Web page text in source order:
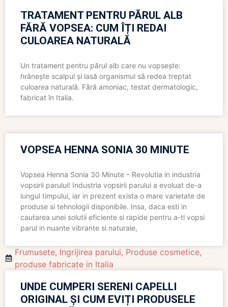
TRATAMENT PENTRU PĂRUL ALB
FĂRĂ VOPSEA: CUM ÎȚI REDAI
CULOAREA NATURALĂ
Un tratament pentru părul alb care nu vopsește:
hrănește scalpul și lasă organismul să redea treptat
culoarea naturală. Fără amoniac, testat dermatologic,
fabricat în Italia.
VOPSEA HENNA SONIA 30 MINUTE
Vopsea Henna Sonia 30 Minute – Revolutia in industria
vopsirii parului! Industria vopsirii parului a evoluat de-a
lungul timpului, iar in prezent exista o mare varietate de
produse si tehnologii disponibile. Insa, daca esti in
cautarea unei solutii eficiente si rapide pentru a-ti vopsi
parul in nuante vibrante si naturale,
Frumusete, Ingrijirea parului, Produse cosmetice,
produse fabricate in Italia
UNDE CUMPERI SERENI CAPELLI
ORIGINAL ȘI CUM EVIȚI PRODUSELE